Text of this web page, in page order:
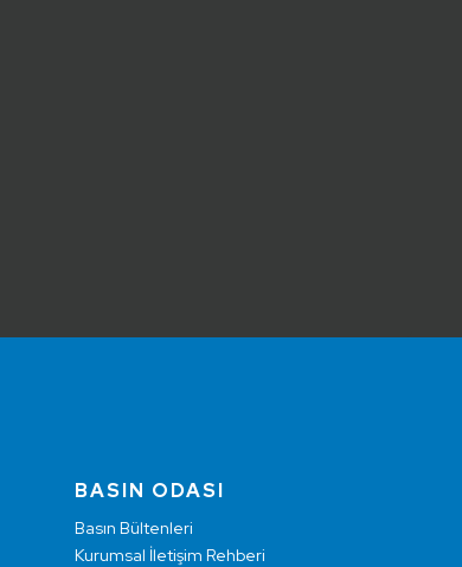
BASIN ODASI
Basın Bültenleri
Kurumsal İletişim Rehberi